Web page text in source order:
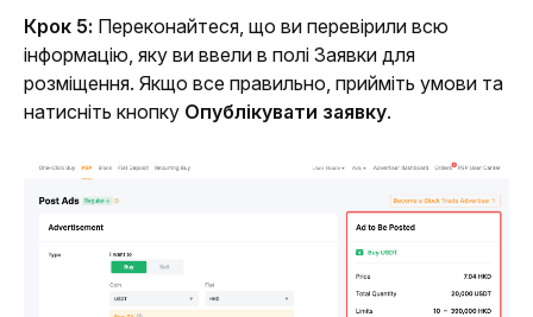
Крок 5: Переконайтеся, що ви перевірили всю
інформацію, яку ви ввели в полі Заявки для
розміщення. Якщо все правильно, прийміть умови та
натисніть кнопку Опублікувати заявку.